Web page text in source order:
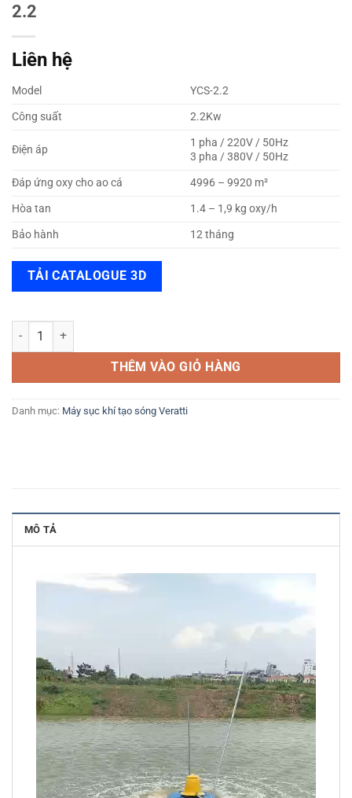
2.2
Liên hệ
Model
YCS-2.2
Công suất
2.2Kw
Điện áp
1 pha / 220V / 50Hz
3 pha / 380V / 50Hz
Đáp ứng oxy cho ao cá
4996 – 9920 m²
Hòa tan
1.4 – 1,9 kg oxy/h
Bảo hành
12 tháng
TẢI CATALOGUE 3D
Máy sục khí tạo sóng Veratti Model YCS-2.2 số lượng
THÊM VÀO GIỎ HÀNG
Danh mục: Máy sục khí tạo sóng Veratti
MÔ TẢ